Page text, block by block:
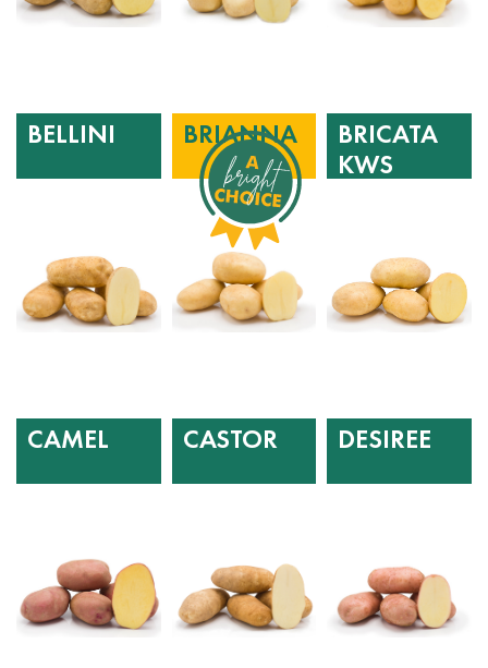
BELLINI BRIANNA
BRICATA
KWS
CAMEL CASTOR DESIREE